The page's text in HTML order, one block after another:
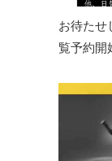
お待たせ
覧予約開